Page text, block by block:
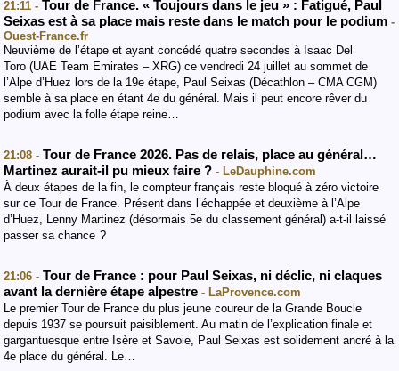
21:11 - Tour de France. « Toujours dans le jeu » : Fatigué, Paul
Seixas est à sa place mais reste dans le match pour le podium -
Ouest-France.fr
Neuvième de l’étape et ayant concédé quatre secondes à Isaac Del
Toro (UAE Team Emirates – XRG) ce vendredi 24 juillet au sommet de
l’Alpe d’Huez lors de la 19e étape, Paul Seixas (Décathlon – CMA CGM)
semble à sa place en étant 4e du général. Mais il peut encore rêver du
podium avec la folle étape reine…
21:08 - Tour de France 2026. Pas de relais, place au général…
Martinez aurait-il pu mieux faire ? - LeDauphine.com
À deux étapes de la fin, le compteur français reste bloqué à zéro victoire
sur ce Tour de France. Présent dans l’échappée et deuxième à l’Alpe
d’Huez, Lenny Martinez (désormais 5e du classement général) a-t-il laissé
passer sa chance ?
21:06 - Tour de France : pour Paul Seixas, ni déclic, ni claques
avant la dernière étape alpestre - LaProvence.com
Le premier Tour de France du plus jeune coureur de la Grande Boucle
depuis 1937 se poursuit paisiblement. Au matin de l’explication finale et
gargantuesque entre Isère et Savoie, Paul Seixas est solidement ancré à la
4e place du général. Le…